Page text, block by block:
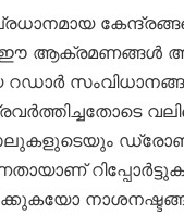
ഈ ആക്രമണങ്ങൾ